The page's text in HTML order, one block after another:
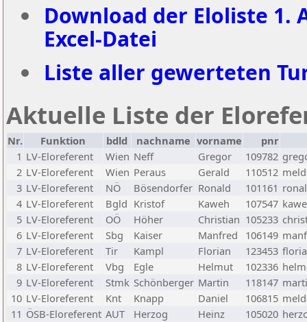
Download der Eloliste 1.
Excel-Datei
Liste aller gewerteten
Aktuelle Liste der
Nr. Funktion bdld nachname vorname
pnr
1 LV-Eloreferent Wien Neff Gregor 109782
2 LV-Eloreferent Wien Peraus Gerald 110512
3 LV-Eloreferent NÖ Bösendorfer Ronald 101161
4 LV-Eloreferent Bgld Kristof Kaweh 107547
5 LV-Eloreferent OÖ Höher Christian 105233
6 LV-Eloreferent Sbg Kaiser Manfred 106149
7 LV-Eloreferent Tir Kampl Florian 123453
8 LV-Eloreferent Vbg Egle Helmut 102336
9 LV-Eloreferent Stmk Schönberger Martin 118147
10 LV-Eloreferent Knt Knapp Daniel 106815
11 ÖSB-Eloreferent AUT Herzog Heinz 105020